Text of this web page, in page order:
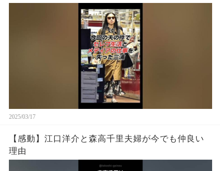
2025/03/17
【感動】江口洋介と森高千里夫婦が今でも仲良い
理由